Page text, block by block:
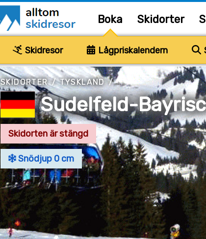
Boka Skidorter
Skidresor Lågpriskalendern
SKIDORTER/TYSKLAND /
Sudelfeld-
Skidorten är stängd
Snödjup 0 cm